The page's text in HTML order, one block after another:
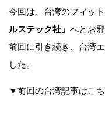
今回は、台湾のフィッ
ルステック社』 へとお
前回に引き続き、台湾
した。
▼前回の台湾記事はこ